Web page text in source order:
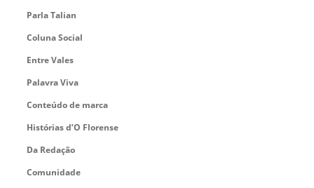
Parla Talian
Coluna Social
Entre Vales
Palavra Viva
Conteúdo de marca
Histórias d’O Florense
Da Redação
Comunidade